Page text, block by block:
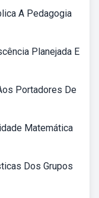
A Pedagogia
Planejada E
Portadores De
Matemática
Dos Grupos